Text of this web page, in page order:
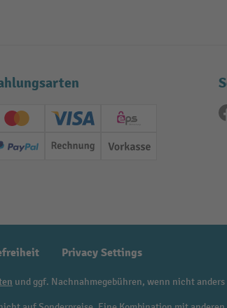
Creditcard (Master)Creditcard (Visa)
EPS
PayPal Rechnung Vorkasse
Privacy Settings
und ggf. Nachnahmegebühren, wenn nicht anders